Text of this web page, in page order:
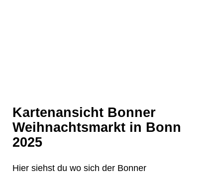
Kartenansicht Bonner
Weihnachtsmarkt in Bonn
2025
Hier siehst du wo sich der Bonner
❄